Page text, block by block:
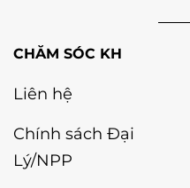
Liên hệ
Chính sách Đại
Lý/NPP